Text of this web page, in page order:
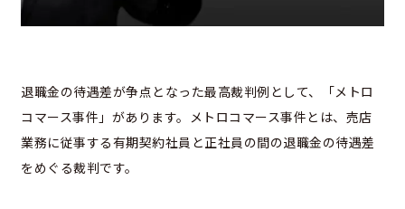
退職金の待遇差が争点となった最高裁判例として、「メトロ
コマース事件」があります。メトロコマース事件とは、売店
業務に従事する有期契約社員と正社員の間の退職金の待遇差
をめぐる裁判です。